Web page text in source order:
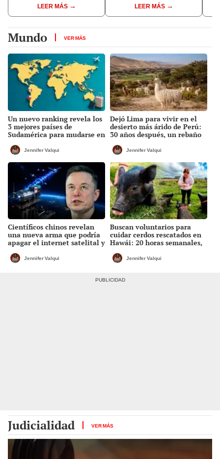
LEER MÁS LEER MÁS
Mundo VER MÁS
Un nuevo ranking revela los
3 mejores países de
Sudamérica para mudarse en
Perú?Jennifer Valqui
Dejó Lima para vivir en el
desierto más árido de Perú:
30 años después, un rebaño
sorprendente ecosistema
Jennifer Valqui
Científicos chinos revelan
una nueva arma que podría
apagar el internet satelital y
de Elon Musk
Jennifer Valqui
Buscan voluntarios para
cuidar cerdos rescatados en
Hawái: 20 horas semanales,
experiencia previa
Jennifer Valqui
Judicialidad VER MÁS